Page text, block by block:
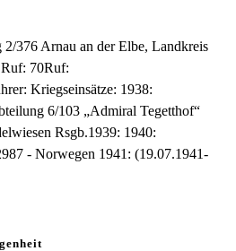
2/376 Arnau an der Elbe, Landkreis
70Ruf:
Kriegseinsätze: 1938:
6/103 „Admiral Tegetthof“
Rsgb.1939: 1940:
- Norwegen 1941: (19.07.1941-